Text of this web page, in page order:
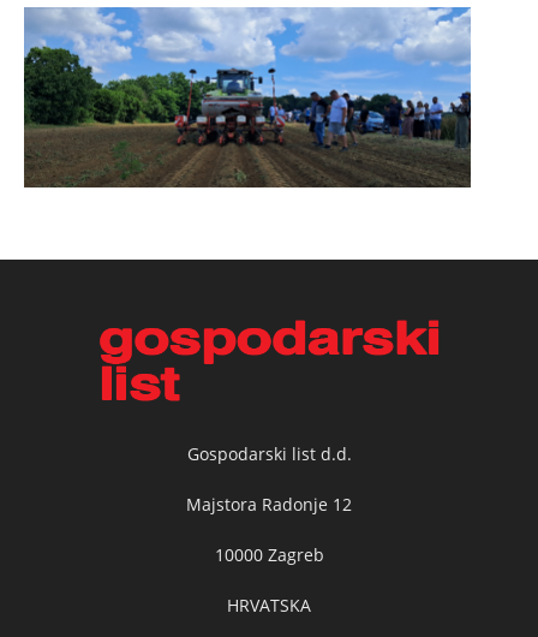
Gospodarski list d.d.
Majstora Radonje 12
10000 Zagreb
HRVATSKA